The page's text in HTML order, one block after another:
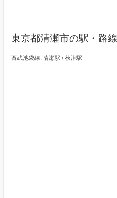
東京都清瀬市の駅・路線
西武池袋線: 清瀬駅 / 秋津駅